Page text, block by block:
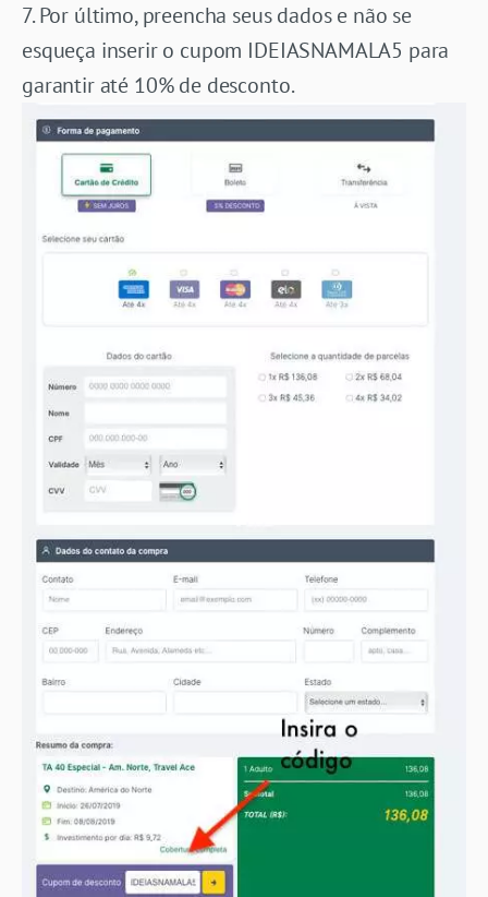
7. Por último, preencha seus dados e não se
esqueça inserir o cupom IDEIASNAMALA5 para
garantir até 10% de desconto.